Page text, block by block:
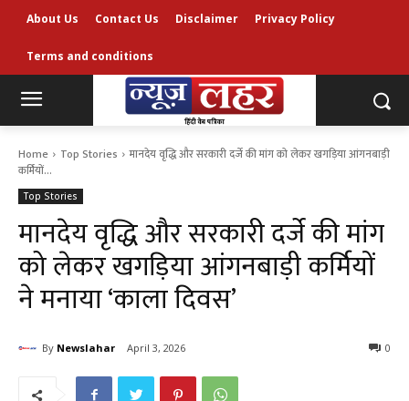
About Us Contact Us Disclaimer Privacy Policy
Terms and conditions
Home Top Stories
मानदेय वृद्धि और सरकारी दर्जे की मांग को लेकर खगड़िया आंगनबाड़ी
कर्मियों...
Top Stories
मानदेय वृद्धि और सरकारी दर्जे की मांग
को लेकर खगड़िया आंगनबाड़ी कर्मियों
ने मनाया ‘काला दिवस’
By Newslahar April 3, 2026 0